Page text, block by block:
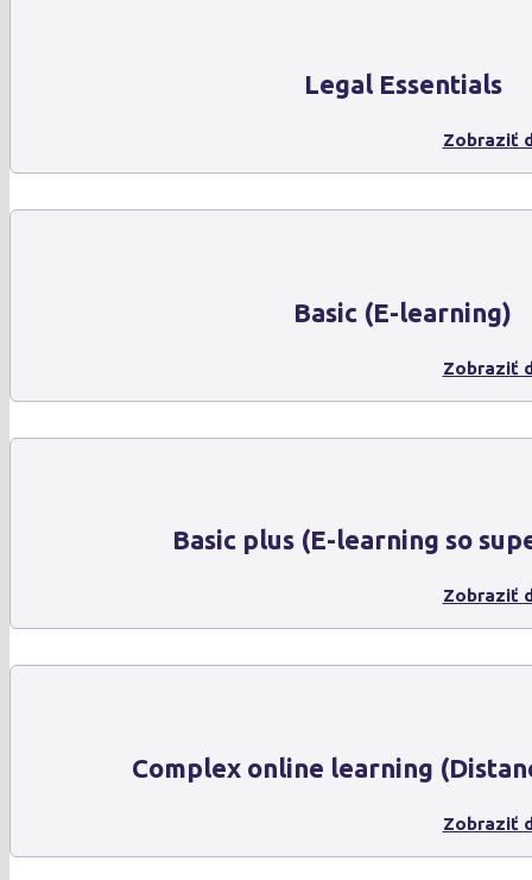
Legal Essentials
Zobraziť
Basic (E-learning)
Zobraziť
Basic plus (E-learning so
Zobraziť
Complex online learning
Zobraziť